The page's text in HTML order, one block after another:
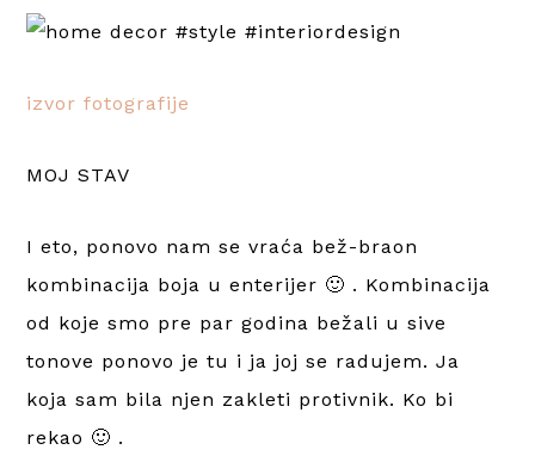
izvor fotografije
MOJ STAV
I eto, ponovo nam se vraća bež-braon
kombinacija boja u enterijer 🙂 . Kombinacija
od koje smo pre par godina bežali u sive
tonove ponovo je tu i ja joj se radujem. Ja
koja sam bila njen zakleti protivnik. Ko bi
rekao 🙂 .